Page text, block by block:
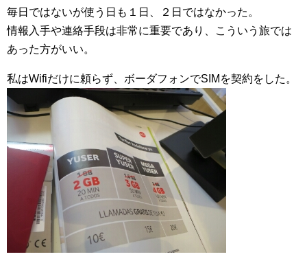
毎日ではないが使う日も１日、２日ではなかった。
情報入手や連絡手段は非常に重要であり、こういう旅では
あった方がいい。
私はWifiだけに頼らず、ボーダフォンでSIMを契約をした。